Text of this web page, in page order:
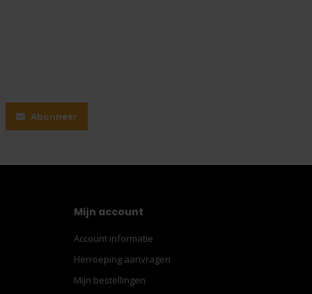
Abonneer
Mijn account
Account informatie
Herroeping aanvragen
Mijn bestellingen